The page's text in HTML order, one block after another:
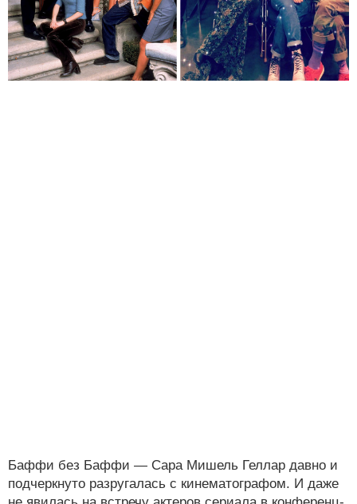
Баффи без Баффи — Сара Мишель Геллар давно и
подчеркнуто разругалась с кинематографом. И даже